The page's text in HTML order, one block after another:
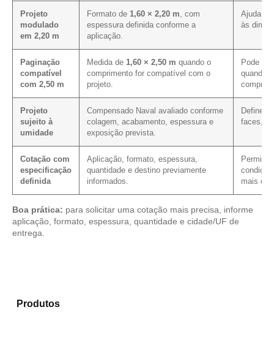
Projeto
modulado
em 2,20 m
Formato de 1,60 × 2,20 m , com
espessura definida conforme a
aplicação.
Ajuda a
às
Paginação
compatível
com 2,50 m
Medida de 1,60 × 2,50 m quando o
comprimento for compatível com o
projeto.
Pode
quando
Projeto
sujeito à
umidade
Compensado Naval avaliado conforme
colagem, acabamento, espessura e
exposição prevista.
Define
faces,
Cotação com
especificação
definida
Aplicação, formato, espessura,
quantidade e destino previamente
informados.
Permite
mais
Boa prática: para solicitar uma cotação mais precisa, informe
aplicação, formato, espessura, quantidade e cidade/UF de
entrega.
Produtos